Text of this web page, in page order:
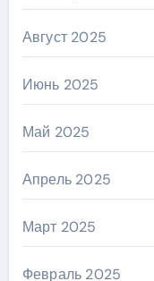
Август 2025
Июнь 2025
Май 2025
Апрель 2025
Март 2025
Февраль 2025